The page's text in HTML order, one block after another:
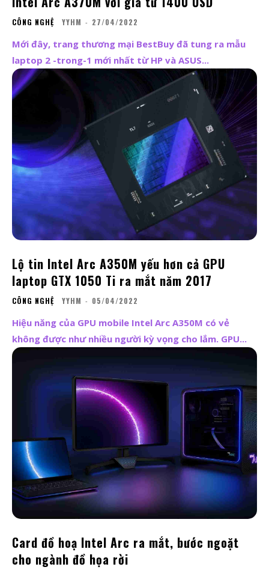
CÔNG NGHỆ YYHM - 27/04/2022
Mới đây, trang thương mại BestBuy đã tung ra mẫu
laptop 2 -trong-1 mới nhất từ HP và ASUS...
Lộ tin Intel Arc A350M yếu hơn cả GPU
laptop GTX 1050 Ti ra mắt năm 2017
CÔNG NGHỆ YYHM - 05/04/2022
Hiệu năng của GPU mobile Intel Arc A350M có vẻ
không được như nhiều người kỳ vọng cho lắm. GPU...
Card đồ hoạ Intel Arc ra mắt, bước ngoặt
cho ngành đồ họa rời